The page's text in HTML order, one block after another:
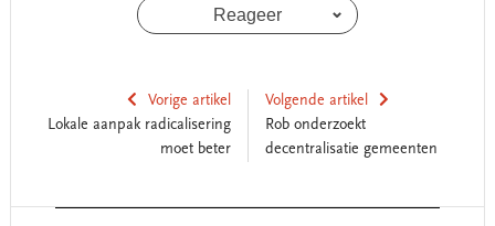
Reageer
Vorige artikel
Lokale aanpak radicalisering
moet beter
Volgende artikel
Rob onderzoekt
decentralisatie gemeenten